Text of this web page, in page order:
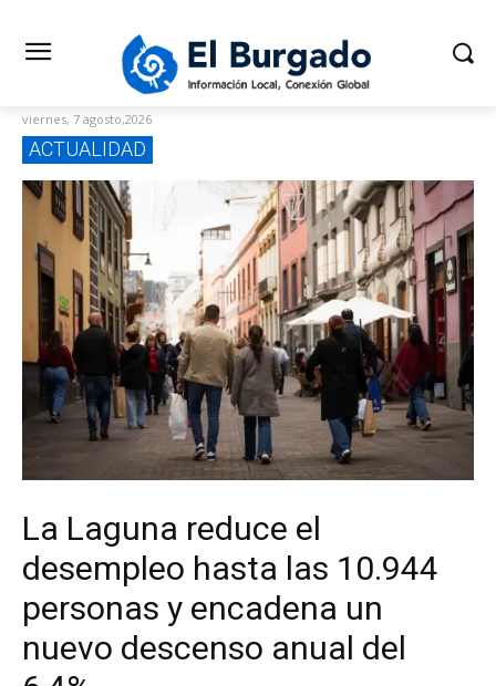
viernes, 7 agosto,2026
ACTUALIDAD
La Laguna reduce el
desempleo hasta las 10.944
personas y encadena un
nuevo descenso anual del